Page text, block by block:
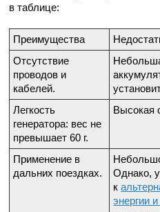
в таблице:
Преимущества
Отсутствие
проводов и
кабелей.
Легкость
генератора: вес не
превышает 60 г.
Высокая
Применение в
дальних поездках.
Однако,
к
энергии